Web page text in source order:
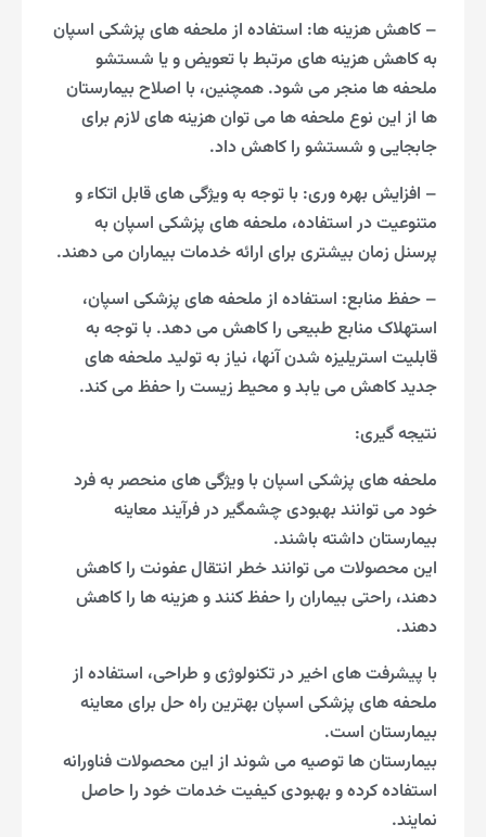
– کاهش هزینه ها: استفاده از ملحفه های پزشکی اسپان
به کاهش هزینه های مرتبط با تعویض و یا شستشو
ملحفه ها منجر می شود. همچنین، با اصلاح بیمارستان
ها از اين نوع ملحفه ها می توان هزینه های لازم برای
جابجایی و شستشو را کاهش داد.
– افزایش بهره وری: با توجه به ویژگی های قابل اتکاء و
متنوعیت در استفاده، ملحفه های پزشکی اسپان به
پرسنل زمان بیشتری برای ارائه خدمات بیماران می دهند.
– حفظ منابع: استفاده از ملحفه های پزشکی اسپان،
استهلاک منابع طبیعی را کاهش می دهد. با توجه به
قابلیت استریلیزه شدن آنها، نیاز به تولید ملحفه های
جدید کاهش می یابد و محیط زیست را حفظ می کند.
نتیجه گیری:
ملحفه های پزشکی اسپان با ویژگی های منحصر به فرد
خود می توانند بهبودی چشمگیر در فرآیند معاینه
بیمارستان داشته باشند.
این محصولات می توانند خطر انتقال عفونت را کاهش
دهند، راحتی بیماران را حفظ کنند و هزینه ها را کاهش
دهند.
با پیشرفت های اخیر در تکنولوژی و طراحی، استفاده از
ملحفه های پزشکی اسپان بهترین راه حل برای معاینه
بیمارستان است.
بیمارستان ها توصیه می شوند از این محصولات فناورانه
استفاده کرده و بهبودی کیفیت خدمات خود را حاصل
نمایند.